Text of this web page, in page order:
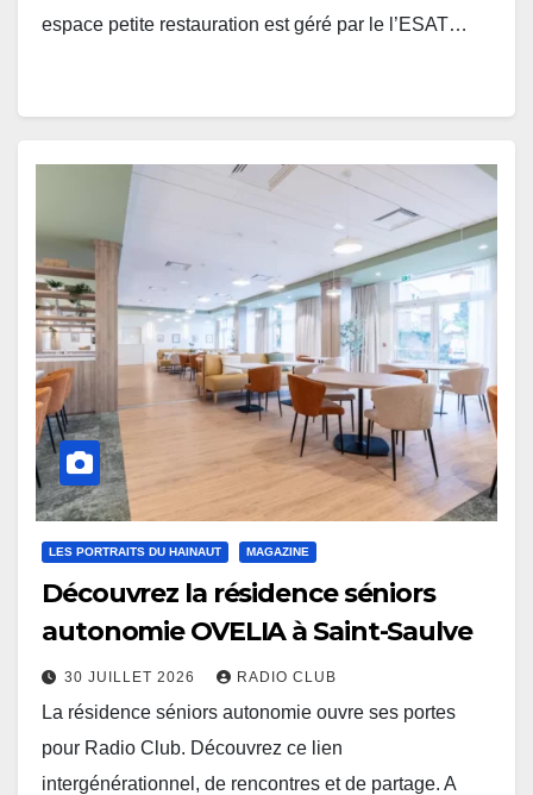
espace petite restauration est géré par le l’ESAT…
LES PORTRAITS DU HAINAUT MAGAZINE
Découvrez la résidence séniors
autonomie OVELIA à Saint-Saulve
30 JUILLET 2026 RADIO CLUB
La résidence séniors autonomie ouvre ses portes
pour Radio Club. Découvrez ce lien
intergénérationnel, de rencontres et de partage. A